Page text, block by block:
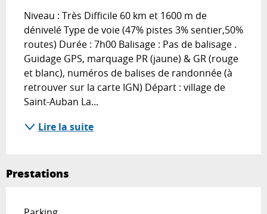
Niveau : Très Difficile 60 km et 1600 m de
dénivelé Type de voie (47% pistes 3% sentier,50%
routes) Durée : 7h00 Balisage : Pas de balisage .
Guidage GPS, marquage PR (jaune) & GR (rouge
et blanc), numéros de balises de randonnée (à
retrouver sur la carte IGN) Départ : village de
Saint-Auban La...
Lire la suite
Prestations